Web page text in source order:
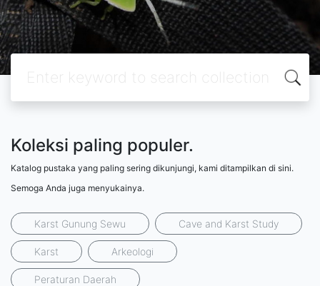
Koleksi paling populer.
Katalog pustaka yang paling sering dikunjungi, kami ditampilkan di sini.
Semoga Anda juga menyukainya.
Karst Gunung Sewu Cave and Karst Study
Karst Arkeologi
Peraturan Daerah